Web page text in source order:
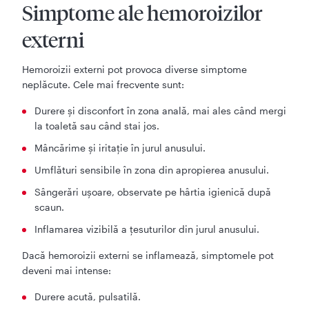
Simptome ale hemoroizilor
externi
Hemoroizii externi pot provoca diverse simptome
neplăcute. Cele mai frecvente sunt:
Durere și disconfort în zona anală, mai ales când mergi
la toaletă sau când stai jos.
Mâncărime și iritație în jurul anusului.
Umflături sensibile în zona din apropierea anusului.
Sângerări ușoare, observate pe hârtia igienică după
scaun.
Inflamarea vizibilă a țesuturilor din jurul anusului.
Dacă hemoroizii externi se inflamează, simptomele pot
deveni mai intense:
Durere acută, pulsatilă.